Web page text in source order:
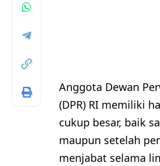
Anggota Dewan
(DPR) RI memiliki
cukup besar, baik
maupun setelah
menjabat selama